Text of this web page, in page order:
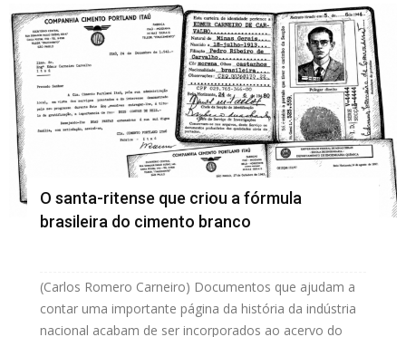
O santa-ritense que criou a fórmula
brasileira do cimento branco
(Carlos Romero Carneiro) Documentos que ajudam a
contar uma importante página da história da indústria
nacional acabam de ser incorporados ao acervo do